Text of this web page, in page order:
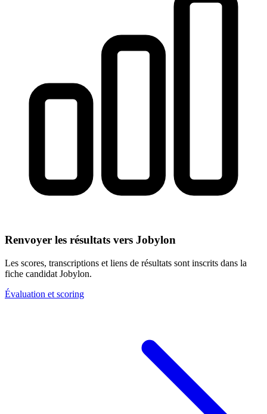
Renvoyer les résultats vers Jobylon
Les scores, transcriptions et liens de résultats sont inscrits dans la
fiche candidat Jobylon.
Évaluation et scoring